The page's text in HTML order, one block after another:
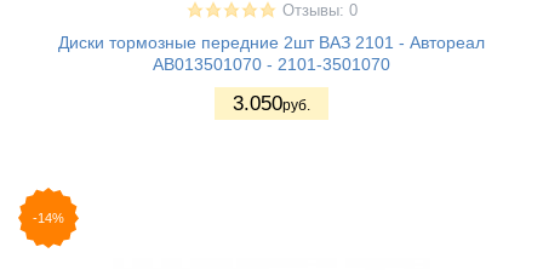
Отзывы: 0
Диски тормозные передние 2шт ВАЗ 2101 - Автореал
AB013501070 - 2101-3501070
3.050руб.
-14%